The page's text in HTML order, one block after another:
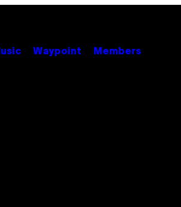
Waypoint Members